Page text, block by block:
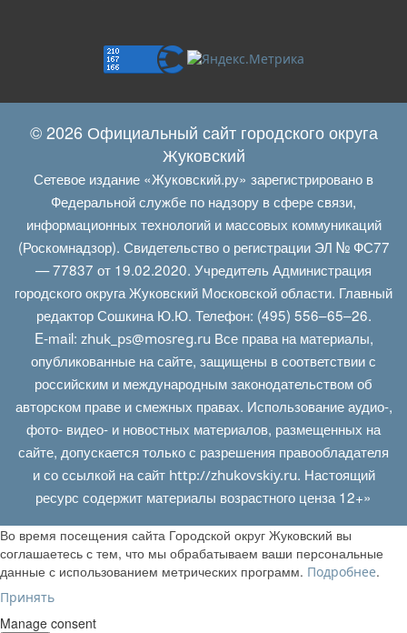
© 2026 Официальный сайт городского округа
Жуковский
Сетевое издание «Жуковский.ру» зарегистрировано в
Федеральной службе по надзору в сфере связи,
информационных технологий и массовых коммуникаций
(Роскомнадзор). Свидетельство о регистрации ЭЛ № ФС77
— 77837 от 19.02.2020. Учредитель Администрация
городского округа Жуковский Московской области. Главный
редактор Сошкина Ю.Ю. Телефон: (495) 556–65–26.
E‑mail: zhuk_ps@mosreg.ruВсе права на материалы,
опубликованные на сайте, защищены в соответствии с
российским и международным законодательством об
авторском праве и смежных правах. Использование аудио-,
фото- видео- и новостных материалов, размещенных на
сайте, допускается только с разрешения правообладателя
и со ссылкой на сайт http://zhukovskiy.ru. Настоящий
ресурс содержит материалы возрастного ценза 12+»
Во время посещения сайта Городской округ Жуковский вы
соглашаетесь с тем, что мы обрабатываем ваши персональные
данные с использованием метрических программ. Подробнее.
Принять
Manage consent